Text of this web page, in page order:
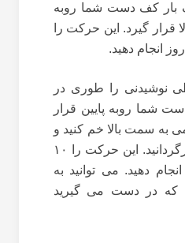
بار کف دست شما روبه
قرار گیرد. این حرکت را
نوشیدنی را طوری در
شما روبه پایین قرار
به سمت بالا خم کنید و
سپس به حالت اولیه برگردانید. این حرکت را ۱۰
انجام دهید. می توانید به
در دست می گیرید